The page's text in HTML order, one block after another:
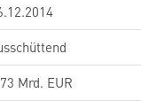
Mrd. EUR